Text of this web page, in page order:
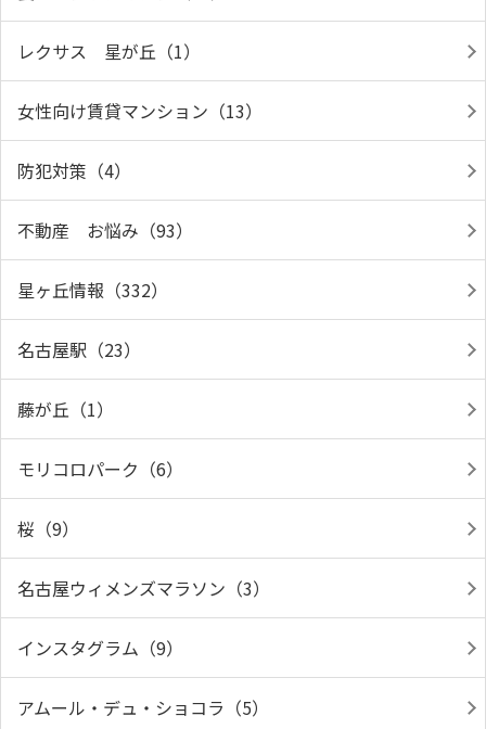
レクサス 星が丘（1）
女性向け賃貸マンション（13）
防犯対策（4）
不動産 お悩み（93）
星ヶ丘情報（332）
名古屋駅（23）
藤が丘（1）
モリコロパーク（6）
桜（9）
名古屋ウィメンズマラソン（3）
インスタグラム（9）
アムール・デュ・ショコラ（5）